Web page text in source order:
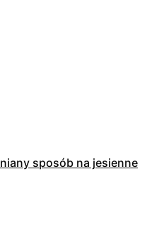
sposób na jesienne